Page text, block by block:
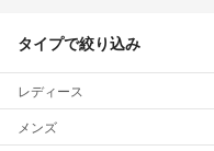
タイプで絞り込み
レディース
メンズ